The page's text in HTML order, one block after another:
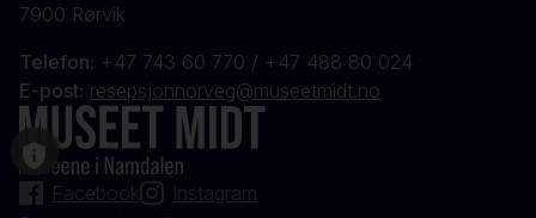
7900 Rørvik
Telefon: +47 743 60 770 / +47 488 80 024
E-post: resepsjonnorveg@museetmidt.no
Facebook
Instagram